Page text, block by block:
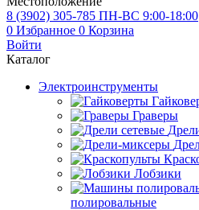
8 (3902) 305-785 ПН-ВС 9:00-18:00
0 Избранное 0 Корзина
Войти
Каталог
Электроинструменты
Граверы
Лобзики
полировальные